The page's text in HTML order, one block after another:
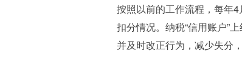
按照以前的工作流程，每年
扣分情况。纳税“信用账户”
并及时改正行为，减少失分